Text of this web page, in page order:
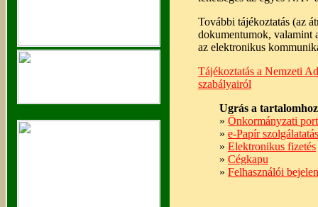
További tájékoztatás (az
dokumentumok, valamint
az elektronikus
Tájékoztatás a Nemzeti
szabályairól
Ugrás a
» Önkormányzati
» e-Papír szolgálatatás
» Elektronikus fizetés
» Cégkapu
» Felhasználói